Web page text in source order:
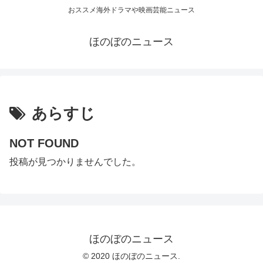
おススメ海外ドラマや映画芸能ニュース
ほのぼのニュース
あらすじ
NOT FOUND
投稿が見つかりませんでした。
ほのぼのニュース
© 2020 ほのぼのニュース.